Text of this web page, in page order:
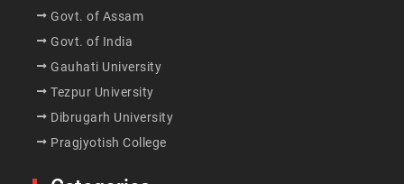
Govt. of Assam
Govt. of India
Gauhati University
Tezpur University
Dibrugarh University
Pragjyotish College